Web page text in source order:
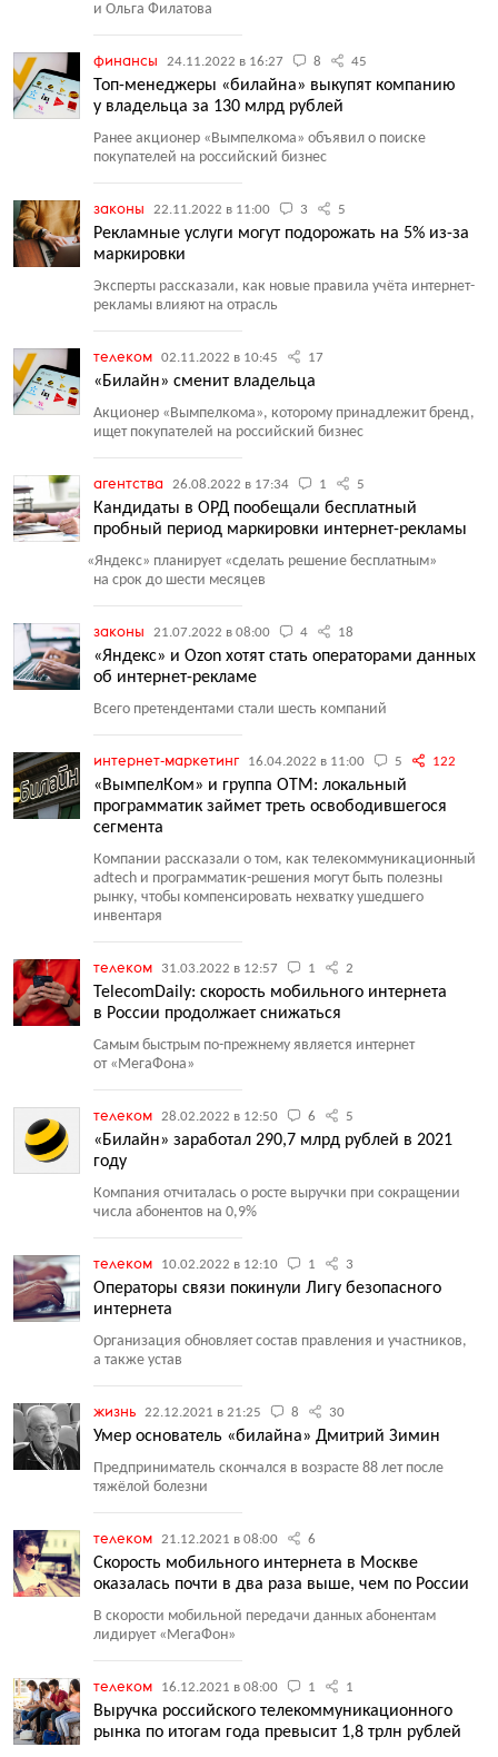
и Ольга Филатова
финансы 24.11.2022 в 16:27 8 45
Топ-менеджеры «билайна» выкупят компанию
у владельца за 130 млрд рублей
Ранее акционер «Вымпелкома» объявил о поиске
покупателей на российский бизнес
законы 22.11.2022 в 11:00 3 5
Рекламные услуги могут подорожать на 5% из-за
маркировки
Эксперты рассказали, как новые правила учёта интернет-
рекламы влияют на отрасль
телеком 02.11.2022 в 10:45 17
«Билайн» сменит владельца
Акционер «Вымпелкома», которому принадлежит бренд,
ищет покупателей на российский бизнес
агентства 26.08.2022 в 17:34 1 5
Кандидаты в ОРД пообещали бесплатный
пробный период маркировки интернет-рекламы
«Яндекс» планирует «сделать решение бесплатным»
на срок до шести месяцев
законы 21.07.2022 в 08:00 4 18
«Яндекс» и Ozon хотят стать операторами данных
об интернет-рекламе
Всего претендентами стали шесть компаний
интернет-маркетинг 16.04.2022 в 11:00 5 122
«ВымпелКом» и группа ОТМ: локальный
программатик займет треть освободившегося
сегмента
Компании рассказали о том, как телекоммуникационный
adtech и программатик-решения могут быть полезны
рынку, чтобы компенсировать нехватку ушедшего
инвентаря
телеком 31.03.2022 в 12:57 1 2
TelecomDaily: скорость мобильного интернета
в России продолжает снижаться
Самым быстрым по-прежнему является интернет
от «МегаФона»
телеком 28.02.2022 в 12:50 6 5
«Билайн» заработал 290,7 млрд рублей в 2021
году
Компания отчиталась о росте выручки при сокращении
числа абонентов на 0,9%
телеком 10.02.2022 в 12:10 1 3
Операторы связи покинули Лигу безопасного
интернета
Организация обновляет состав правления и участников,
а также устав
жизнь 22.12.2021 в 21:25 8 30
Умер основатель «билайна» Дмитрий Зимин
Предприниматель скончался в возрасте 88 лет после
тяжёлой болезни
телеком 21.12.2021 в 08:00 6
Скорость мобильного интернета в Москве
оказалась почти в два раза выше, чем по России
В скорости мобильной передачи данных абонентам
лидирует «МегаФон»
телеком 16.12.2021 в 08:00 1 1
Выручка российского телекоммуникационного
рынка по итогам года превысит 1,8 трлн рублей